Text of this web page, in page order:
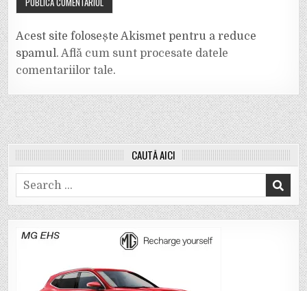
Acest site folosește Akismet pentru a reduce
spamul.Află cum sunt procesate datele
comentariilor tale.
CAUTĂ AICI
Search
for: